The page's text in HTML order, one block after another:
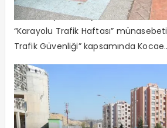
04-10 Mayıs “ Karayolu Trafik
“Karayolu Trafik Haftası”
Trafik Güvenliği” kapsamında